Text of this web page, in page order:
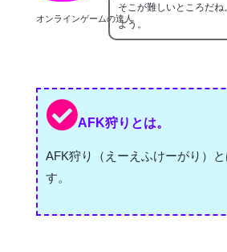
オンラインゲームの達人
そこが難しいところだ
よう。
AFK狩りとは。
AFK狩り（えーえふけーがり）
す。